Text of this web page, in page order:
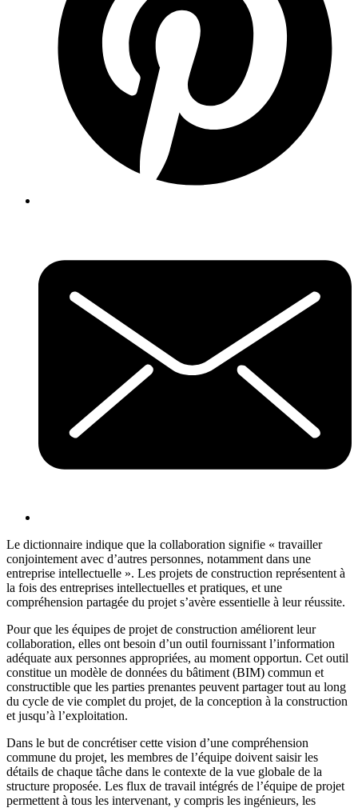
Le dictionnaire indique que la collaboration signifie « travailler
conjointement avec d’autres personnes, notamment dans une
entreprise intellectuelle ». Les projets de construction représentent à
la fois des entreprises intellectuelles et pratiques, et une
compréhension partagée du projet s’avère essentielle à leur réussite.
Pour que les équipes de projet de construction améliorent leur
collaboration, elles ont besoin d’un outil fournissant l’information
adéquate aux personnes appropriées, au moment opportun. Cet outil
constitue un modèle de données du bâtiment (BIM) commun et
constructible que les parties prenantes peuvent partager tout au long
du cycle de vie complet du projet, de la conception à la construction
et jusqu’à l’exploitation.
Dans le but de concrétiser cette vision d’une compréhension
commune du projet, les membres de l’équipe doivent saisir les
détails de chaque tâche dans le contexte de la vue globale de la
structure proposée. Les flux de travail intégrés de l’équipe de projet
permettent à tous les intervenant, y compris les ingénieurs, les